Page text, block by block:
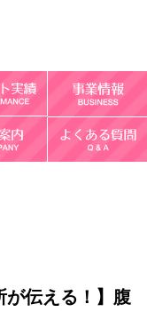
が伝える！】腹